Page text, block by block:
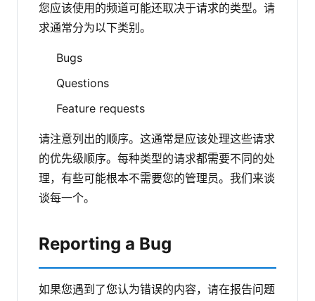
您应该使用的频道可能还取决于请求的类型。请
求通常分为以下类别。
Bugs
Questions
Feature requests
请注意列出的顺序。这通常是应该处理这些请求
的优先级顺序。每种类型的请求都需要不同的处
理，有些可能根本不需要您的管理员。我们来谈
谈每一个。
Reporting a Bug
如果您遇到了您认为错误的内容，请在报告问题